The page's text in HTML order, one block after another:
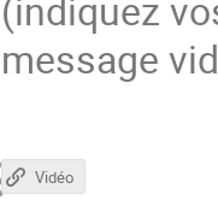
(indiquez
message
Vidéo